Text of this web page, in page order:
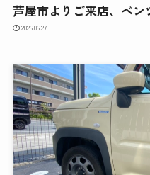
芦屋市よりご来店、ベ
2026.06.27